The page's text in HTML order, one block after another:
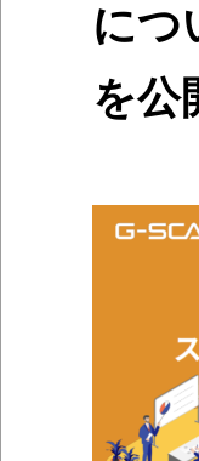
につ
を公